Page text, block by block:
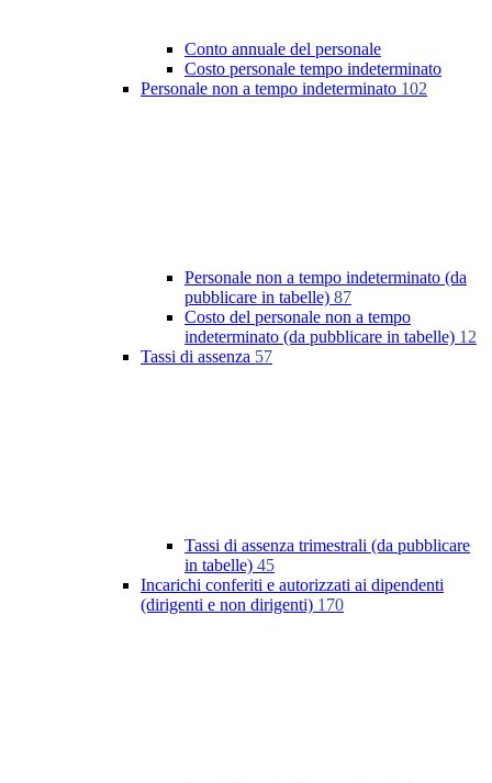
Conto annuale del personale
Costo personale tempo indeterminato
Personale non a tempo indeterminato 102
Personale non a tempo indeterminato (da
pubblicare in tabelle) 87
Costo del personale non a tempo
indeterminato (da pubblicare in tabelle) 12
Tassi di assenza 57
Tassi di assenza trimestrali (da pubblicare
in tabelle) 45
Incarichi conferiti e autorizzati ai dipendenti
(dirigenti e non dirigenti) 170